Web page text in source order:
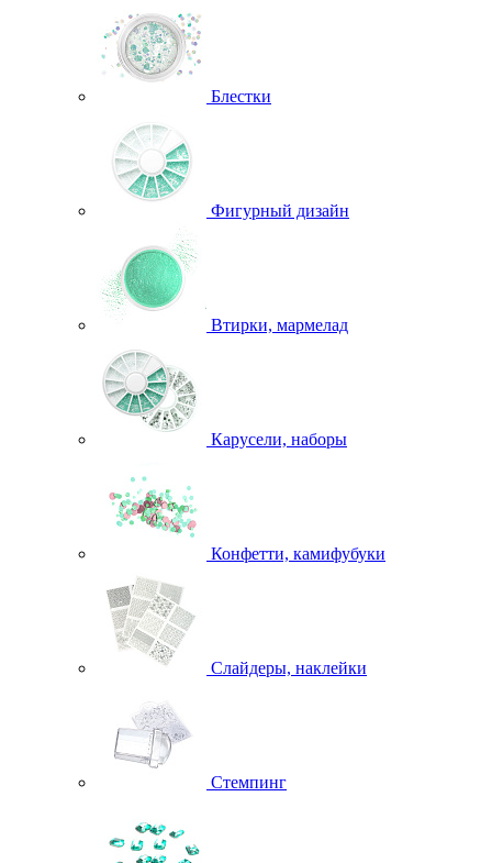
Блестки
Фигурный дизайн
Втирки, мармелад
Карусели, наборы
Конфетти, камифубуки
Слайдеры, наклейки
Стемпинг